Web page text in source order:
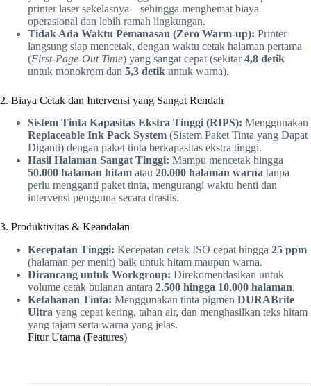
printer laser sekelasnya—sehingga menghemat biaya
operasional dan lebih ramah lingkungan.
Tidak Ada Waktu Pemanasan (Zero Warm-up): Printer
langsung siap mencetak, dengan waktu cetak halaman pertama
(First-Page-Out Time) yang sangat cepat (sekitar4,8 detik
untuk monokrom dan 5,3 detik untuk warna).
2. Biaya Cetak dan Intervensi yang Sangat Rendah
Sistem Tinta Kapasitas Ekstra Tinggi (RIPS): Menggunakan
Replaceable Ink Pack System (Sistem Paket Tinta yang Dapat
Diganti) dengan paket tinta berkapasitas ekstra tinggi.
Hasil Halaman Sangat Tinggi: Mampu mencetak hingga
50.000 halaman hitam atau 20.000 halaman warna tanpa
perlu mengganti paket tinta, mengurangi waktu henti dan
intervensi pengguna secara drastis.
3. Produktivitas & Keandalan
Kecepatan Tinggi: Kecepatan cetak ISO cepat hingga 25 ppm
(halaman per menit) baik untuk hitam maupun warna.
Dirancang untuk Workgroup: Direkomendasikan untuk
volume cetak bulanan antara 2.500 hingga 10.000 halaman.
Ketahanan Tinta: Menggunakan tinta pigmen DURABrite
Ultra yang cepat kering, tahan air, dan menghasilkan teks hitam
yang tajam serta warna yang jelas.
Fitur Utama (Features)